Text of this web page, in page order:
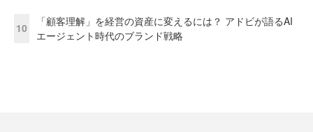
10
「顧客理解」を経営の資産に変えるには？ アドビが語るAI
エージェント時代のブランド戦略